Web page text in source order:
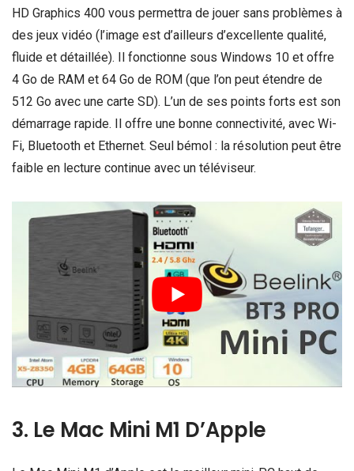
HD Graphics 400 vous permettra de jouer sans problèmes à
des jeux vidéo (l’image est d’ailleurs d’excellente qualité,
fluide et détaillée). Il fonctionne sous Windows 10 et offre
4 Go de RAM et 64 Go de ROM (que l’on peut étendre de
512 Go avec une carte SD). L’un de ses points forts est son
démarrage rapide. Il offre une bonne connectivité, avec Wi-
Fi, Bluetooth et Ethernet. Seul bémol : la résolution peut être
faible en lecture continue avec un téléviseur.
3. Le Mac Mini M1 D’Apple